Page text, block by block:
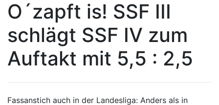
O´zapft is! SSF III
schlägt SSF IV zum
Auftakt mit 5,5 : 2,5
Fassanstich auch in der Landesliga: Anders als in